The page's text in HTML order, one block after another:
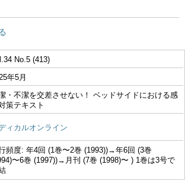
No.5 (413)
年5月
・不潔を交差させない！ ベッドサイドにおける感
策テキスト
ィカルオンライン
頻度: 年4回 (1巻〜2巻 (1993))→年6回 (3巻
〜6巻 (1997))→月刊 (7巻 (1998)〜 ) 1巻は3号で